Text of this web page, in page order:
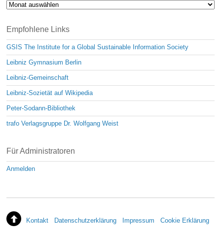
Archiv
Empfohlene Links
GSIS The Institute for a Global Sustainable Information Society
Leibniz Gymnasium Berlin
Leibniz-Gemeinschaft
Leibniz-Sozietät auf Wikipedia
Peter-Sodann-Bibliothek
trafo Verlagsgruppe Dr. Wolfgang Weist
Für Administratoren
Anmelden
Kontakt Datenschutzerklärung Impressum Cookie Erklärung